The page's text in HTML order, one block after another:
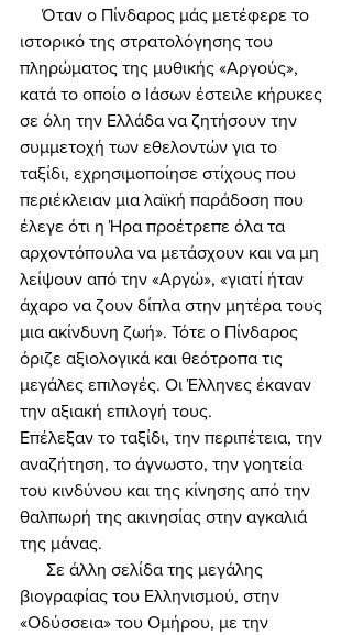
ιστορικό της στρατολόγησης του
πληρώματος της μυθικής «Αργούς»,
κατά το οποίο ο Ιάσων έστειλε κήρυκες
σε όλη την Ελλάδα να ζητήσουν την
συμμετοχή των εθελοντών για το
ταξίδι, εχρησιμοποίησε στίχους που
περιέκλειαν μια λαϊκή παράδοση που
έλεγε ότι η Ήρα προέτρεπε όλα τα
αρχοντόπουλα να μετάσχουν και να μη
λείψουν από την «Αργώ», «γιατί ήταν
άχαρο να ζουν δίπλα στην μητέρα τους
μια ακίνδυνη ζωή». Τότε ο Πίνδαρος
όριζε αξιολογικά και θεότροπα τις
μεγάλες επιλογές. Οι Έλληνες έκαναν
την αξιακή επιλογή τους.
Επέλεξαν το ταξίδι, την περιπέτεια, την
αναζήτηση, το άγνωστο, την γοητεία
του κινδύνου και της κίνησης από την
θαλπωρή της ακινησίας στην αγκαλιά
της μάνας.
βιογραφίας του Ελληνισμού, στην
«Οδύσσεια» του Ομήρου, με την